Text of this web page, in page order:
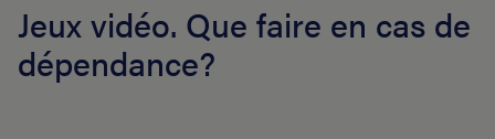
Jeux vidéo. Que faire en cas de
dépendance?